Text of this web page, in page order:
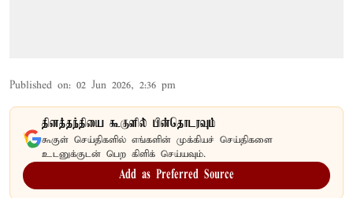
Published on: 02 Jun 2026, 2:36 pm
தினத்தந்தியை கூகுளில் பின்தொடரவும்
கூகுள் செய்திகளில் எங்களின் முக்கியச் செய்திகளை
உடனுக்குடன் பெற கிளிக் செய்யவும்.
Add as Preferred Source